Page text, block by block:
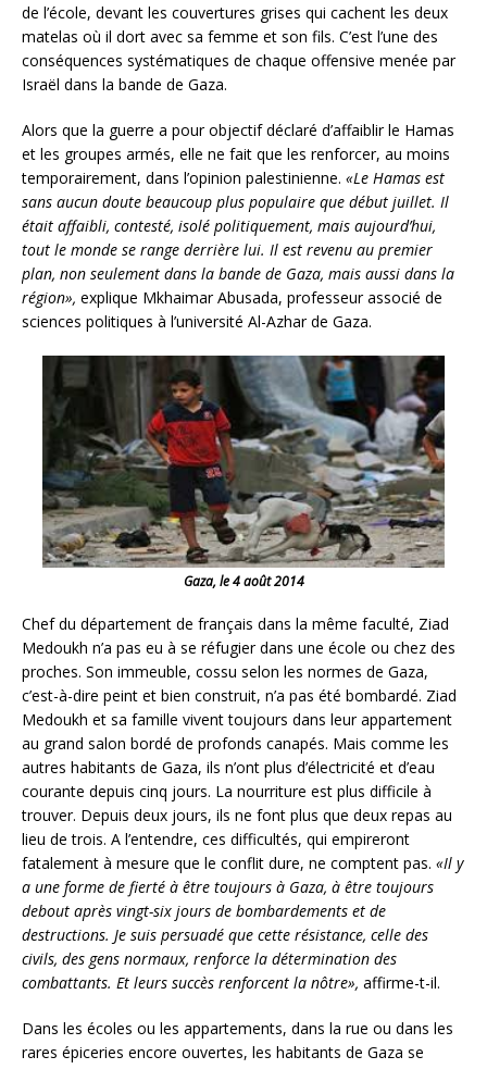
de l’école, devant les couvertures grises qui cachent les deux
matelas où il dort avec sa femme et son fils. C’est l’une des
conséquences systématiques de chaque offensive menée par
Israël dans la bande de Gaza.
Alors que la guerre a pour objectif déclaré d’affaiblir le Hamas
et les groupes armés, elle ne fait que les renforcer, au moins
temporairement, dans l’opinion palestinienne. «Le Hamas est
sans aucun doute beaucoup plus populaire que début juillet. Il
était affaibli, contesté, isolé politiquement, mais aujourd’hui,
tout le monde se range derrière lui. Il est revenu au premier
plan, non seulement dans la bande de Gaza, mais aussi dans la
région», explique Mkhaimar Abusada, professeur associé de
sciences politiques à l’université Al-Azhar de Gaza.
Gaza, le 4 août 2014
Chef du département de français dans la même faculté, Ziad
Medoukh n’a pas eu à se réfugier dans une école ou chez des
proches. Son immeuble, cossu selon les normes de Gaza,
c’est-à-dire peint et bien construit, n’a pas été bombardé. Ziad
Medoukh et sa famille vivent toujours dans leur appartement
au grand salon bordé de profonds canapés. Mais comme les
autres habitants de Gaza, ils n’ont plus d’électricité et d’eau
courante depuis cinq jours. La nourriture est plus difficile à
trouver. Depuis deux jours, ils ne font plus que deux repas au
lieu de trois. A l’entendre, ces difficultés, qui empireront
fatalement à mesure que le conflit dure, ne comptent pas. «Il y
a une forme de fierté à être toujours à Gaza, à être toujours
debout après vingt-six jours de bombardements et de
destructions. Je suis persuadé que cette résistance, celle des
civils, des gens normaux, renforce la détermination des
combattants. Et leurs succès renforcent la nôtre», affirme-t-il.
Dans les écoles ou les appartements, dans la rue ou dans les
rares épiceries encore ouvertes, les habitants de Gaza se